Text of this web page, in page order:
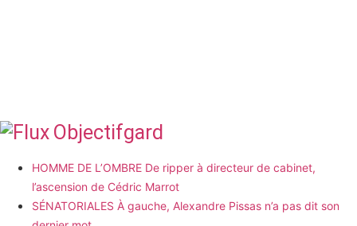
Objectifgard
HOMME DE L’OMBRE De ripper à directeur de cabinet,
l’ascension de Cédric Marrot
SÉNATORIALES À gauche, Alexandre Pissas n’a pas dit son